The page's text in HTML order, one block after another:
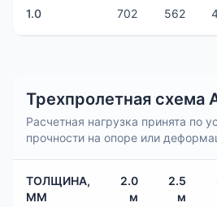
1.0 702 562
Трехпролетная схема
Расчетная нагрузка принята по
прочности на опоре или
ТОЛЩИНА,
ММ
2.0
м
2.5
м